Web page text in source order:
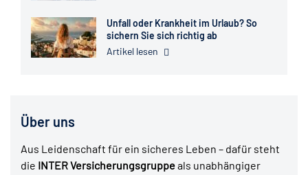
Unfall oder Krankheit im Urlaub? So
sichern Sie sich richtig ab
Artikel lesen
Über uns
Aus Leidenschaft für ein sicheres Leben – dafür steht
die INTER Versicherungsgruppeals unabhängiger